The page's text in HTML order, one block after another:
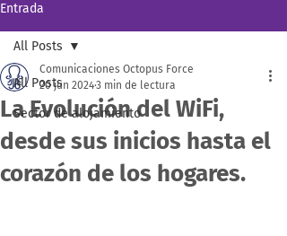
Entrada
All Posts
Sector de alojamiento
All Posts
La Evolución del WiFi,
desde sus inicios hasta el
corazón de los hogares.
Comunicaciones Octopus Force
20 jun 20243 min de lectura